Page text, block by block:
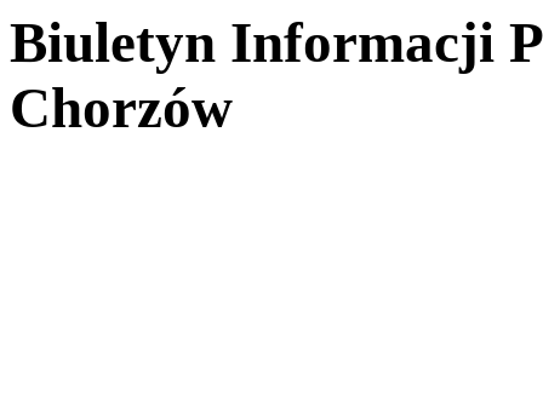
Biuletyn Informacji
Chorzów